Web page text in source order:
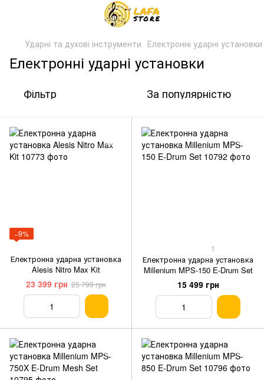
Ударні та духові інструменти Електронні ударні установки
Електронні ударні установки
Фільтр За популярністю
−9%
Електронна ударна установка
Alesis Nitro Max Kit
23 399 грн 25 799 грн
1
Електронна ударна установка
Millenium MPS-150 E-Drum Set
15 499 грн